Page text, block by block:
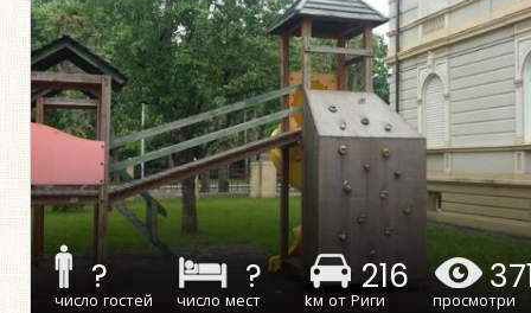
?
число гостей
?
число мест
216
kм от Риги просмотри